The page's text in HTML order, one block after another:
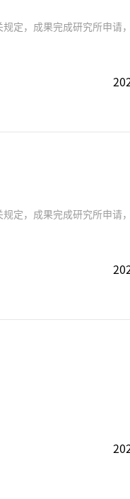
定，成果完成研究所申请
定，成果完成研究所申请